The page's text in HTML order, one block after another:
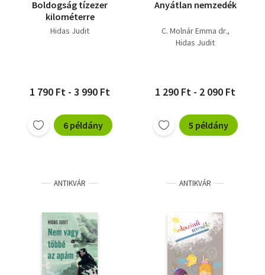
Boldogság tízezer
kilométerre
Hidas Judit
1 790 Ft - 3 990 Ft
6 példány
Anyátlan nemzedék
C. Molnár Emma dr.
Hidas Judit
1 290 Ft - 2 090 Ft
5 példány
ANTIKVÁR ANTIKVÁR